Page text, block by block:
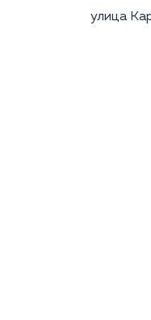
Ответственность;
улица